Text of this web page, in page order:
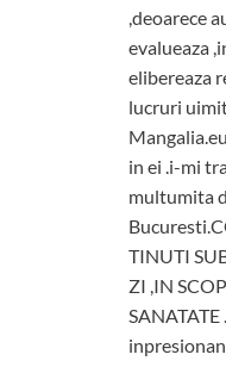
,deoarece
evalueaza
elibereaza
lucruri
in ei .i-mi
multumita
TINUTI
ZI ,IN